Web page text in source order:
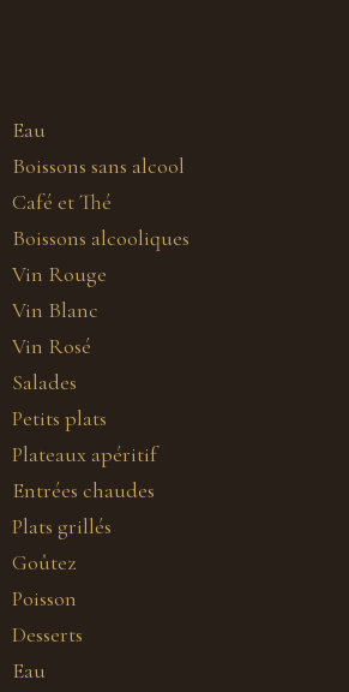
Eau
Boissons sans alcool
Café et Thé
Boissons alcooliques
Vin Rouge
Vin Blanc
Vin Rosé
Salades
Petits plats
Plateaux apéritif
Entrées chaudes
Plats grillés
Goûtez
Poisson
Desserts
Eau